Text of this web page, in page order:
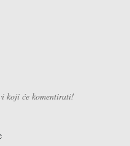
koji će komentirati!